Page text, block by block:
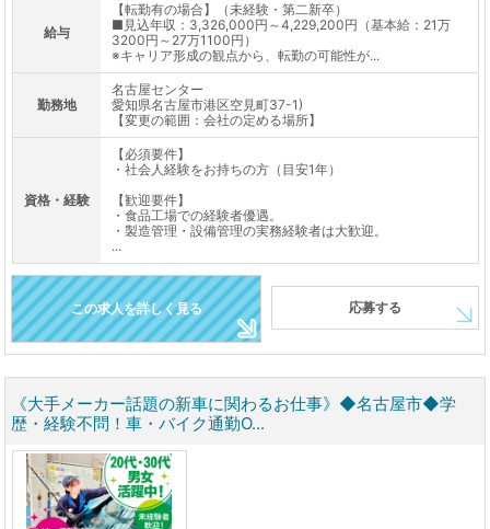
給与
【転勤有の場合】（未経験・第二新卒）
■見込年収：3,326,000円～4,229,200円（基本給：21万
3200円～27万1100円）
※キャリア形成の観点から、転勤の可能性が...
勤務地
名古屋センター
愛知県名古屋市港区空見町37-1)
【変更の範囲：会社の定める場所】
資格・経験
【必須要件】
・社会人経験をお持ちの方（目安1年）
【歓迎要件】
・食品工場での経験者優遇。
・製造管理・設備管理の実務経験者は大歓迎。
...
この求人を詳しく見る 応募する
《大手メーカー話題の新車に関わるお仕事》◆名古屋市◆学
歴・経験不問！車・バイク通勤O...